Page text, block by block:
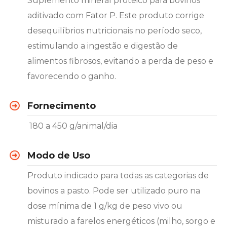
aditivado com Fator P. Este produto corrige
desequilíbrios nutricionais no período seco,
estimulando a ingestão e digestão de
alimentos fibrosos, evitando a perda de peso e
favorecendo o ganho.
Fornecimento
180 a 450 g/animal/dia
Modo de Uso​
Produto indicado para todas as categorias de
bovinos a pasto. Pode ser utilizado puro na
dose mínima de 1 g/kg de peso vivo ou
misturado a farelos energéticos (milho, sorgo e